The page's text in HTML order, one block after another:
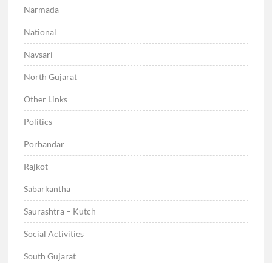
Narmada
National
Navsari
North Gujarat
Other Links
Politics
Porbandar
Rajkot
Sabarkantha
Saurashtra – Kutch
Social Activities
South Gujarat